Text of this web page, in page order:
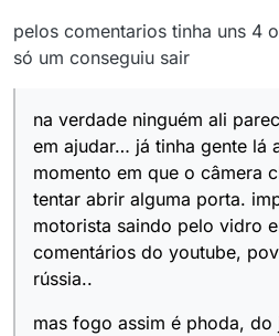
pelos comentarios tinha uns 4
só um conseguiu sair
na verdade ninguém ali
em ajudar… já tinha gente lá
momento em que o câmera
tentar abrir alguma porta.
motorista saindo pelo vidro
comentários do youtube,
rússia..
mas fogo assim é phoda, do